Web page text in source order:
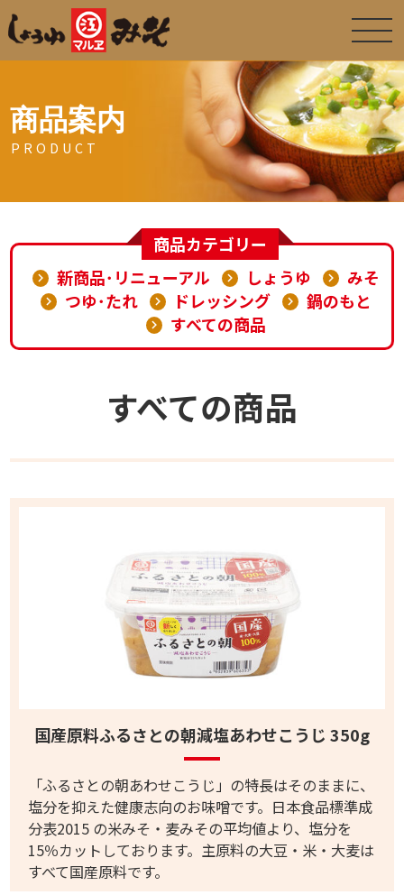
商品案内
PRODUCT
商品カテゴリー
新商品･リニューアル
しょうゆ
みそ
つゆ･たれ
ドレッシング
鍋のもと
すべての商品
すべての商品
国産原料ふるさとの朝減塩あわせこうじ 350g
「ふるさとの朝あわせこうじ」の特長はそのままに、
塩分を抑えた健康志向のお味噌です。日本食品標準成
分表2015 の米みそ・麦みその平均値より、塩分を
15％カットしております。主原料の大豆・米・大麦は
すべて国産原料です。